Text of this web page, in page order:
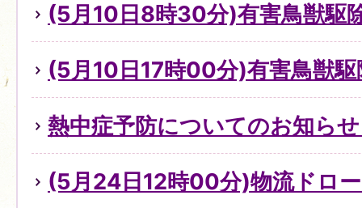
(5月10日8時30分)有害鳥獣駆
(5月10日17時00分)有害鳥獣
熱中症予防についてのお知ら
(5月24日12時00分)物流ドロ